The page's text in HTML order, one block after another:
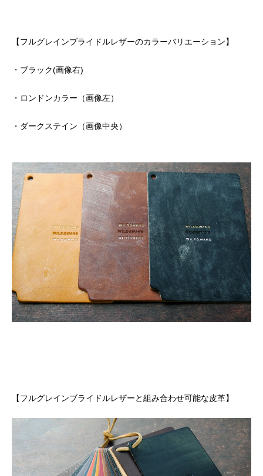
【フルグレインブライドルレザーのカラーバリエーション】
・ブラック(画像右)
・ロンドンカラー（画像左）
・ダークステイン（画像中央）
【フルグレインブライドルレザーと組み合わせ可能な皮革】